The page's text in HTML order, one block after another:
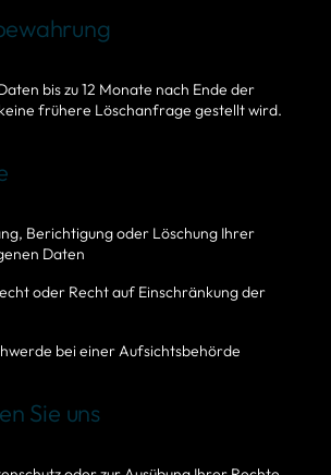
bis zu 12 Monate nach Ende der
frühere Löschanfrage gestellt wird.
Berichtigung oder Löschung Ihrer
Daten
oder Recht auf Einschränkung der
bei einer Aufsichtsbehörde
Sie uns